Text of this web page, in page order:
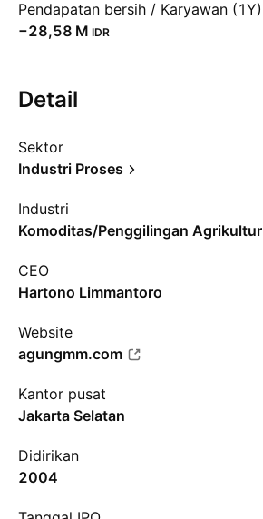
Pendapatan bersih / Karyawan (1Y)
‪−28,58 M‬ IDR
Detail
Sektor
Industri Proses
Industri
Komoditas/Penggilingan Agrikultur
CEO
Hartono Limmantoro
Website
agungmm.com
Kantor pusat
Jakarta Selatan
Didirikan
2004